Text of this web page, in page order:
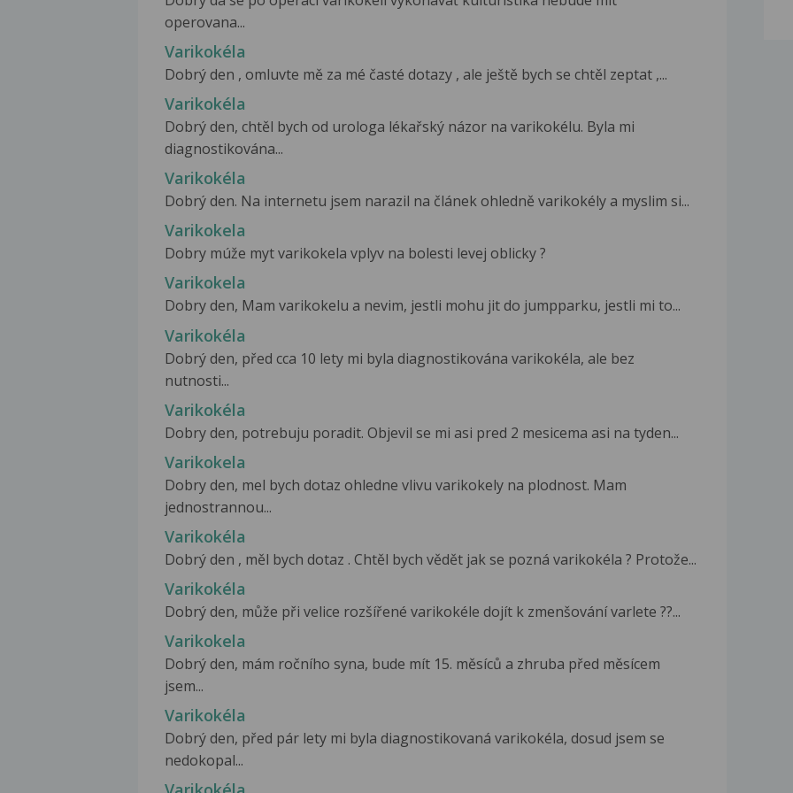
operovana...
Varikokéla
Dobrý den , omluvte mě za mé časté dotazy , ale ještě bych se chtěl zeptat ,...
Varikokéla
Dobrý den, chtěl bych od urologa lékařský názor na varikokélu. Byla mi
diagnostikována...
Varikokéla
Dobrý den. Na internetu jsem narazil na článek ohledně varikokély a myslim si...
Varikokela
Dobry múže myt varikokela vplyv na bolesti levej oblicky ?
Varikokela
Dobry den, Mam varikokelu a nevim, jestli mohu jit do jumpparku, jestli mi to...
Varikokéla
Dobrý den, před cca 10 lety mi byla diagnostikována varikokéla, ale bez
nutnosti...
Varikokéla
Dobry den, potrebuju poradit. Objevil se mi asi pred 2 mesicema asi na tyden...
Varikokela
Dobry den, mel bych dotaz ohledne vlivu varikokely na plodnost. Mam
jednostrannou...
Varikokéla
Dobrý den , měl bych dotaz . Chtěl bych vědět jak se pozná varikokéla ? Protože...
Varikokéla
Dobrý den, může při velice rozšířené varikokéle dojít k zmenšování varlete ??...
Varikokela
Dobrý den, mám ročního syna, bude mít 15. měsíců a zhruba před měsícem
jsem...
Varikokéla
Dobrý den, před pár lety mi byla diagnostikovaná varikokéla, dosud jsem se
nedokopal...